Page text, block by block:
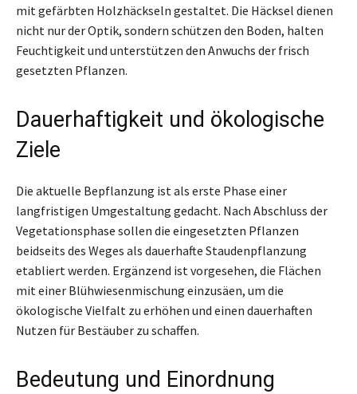
mit gefärbten Holzhäckseln gestaltet. Die Häcksel dienen
nicht nur der Optik, sondern schützen den Boden, halten
Feuchtigkeit und unterstützen den Anwuchs der frisch
gesetzten Pflanzen.
Dauerhaftigkeit und ökologische
Ziele
Die aktuelle Bepflanzung ist als erste Phase einer
langfristigen Umgestaltung gedacht. Nach Abschluss der
Vegetationsphase sollen die eingesetzten Pflanzen
beidseits des Weges als dauerhafte Staudenpflanzung
etabliert werden. Ergänzend ist vorgesehen, die Flächen
mit einer Blühwiesenmischung einzusäen, um die
ökologische Vielfalt zu erhöhen und einen dauerhaften
Nutzen für Bestäuber zu schaffen.
Bedeutung und Einordnung